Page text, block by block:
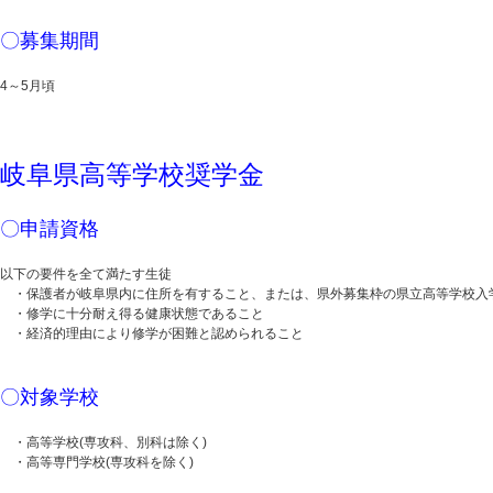
〇募集期間
4～5月頃
岐阜県高等学校奨学金
〇申請資格
以下の要件を全て満たす生徒
・保護者が岐阜県内に住所を有すること、または、県外募集枠の県立高等学校入
・修学に十分耐え得る健康状態であること
・経済的理由により修学が困難と認められること
〇対象学校
・高等学校(専攻科、別科は除く)
・高等専門学校(専攻科を除く)